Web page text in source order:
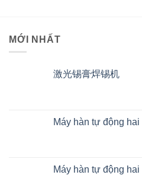
MỚI NHẤT
激光锡膏焊锡机
Máy hàn tự động
Máy hàn tự động